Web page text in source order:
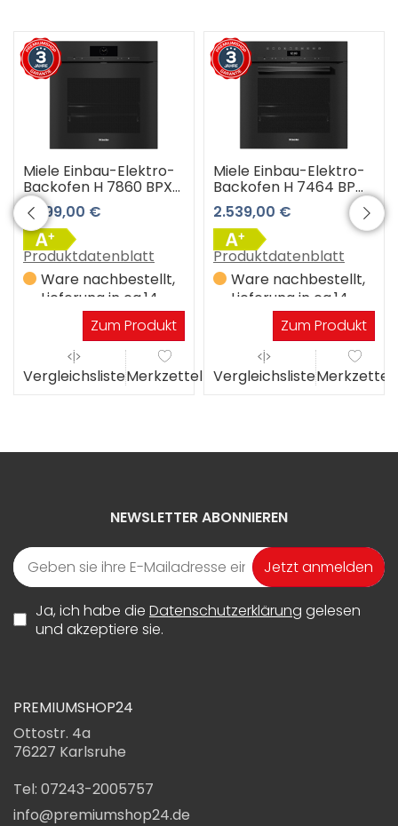
Miele Einbau-Elektro-
Backofen H 7860 BPX
obsw
(obsidianschwarz) 3
Jahre Premiumshop
Garantie
3.999,00 €
Produktdatenblatt
Ware nachbestellt,
Lieferung in ca.14
WerktagenZum Produkt
VergleichslisteMerkzettel
Miele Einbau-Elektro-
Backofen H 7464 BP
obsw
(obsidianschwarz) 3
Jahre Premiumshop
Garantie
2.539,00 €
Produktdatenblatt
Ware nachbestellt,
Lieferung in ca.14
WerktagenZum Produkt
VergleichslisteMerkzettel
NEWSLETTER ABONNIEREN
Jetzt anmelden
Ja, ich habe die Datenschutzerklärung gelesen
und akzeptiere sie.
PREMIUMSHOP24
Ottostr. 4a
76227 Karlsruhe
Tel: 07243-2005757
info@premiumshop24.de